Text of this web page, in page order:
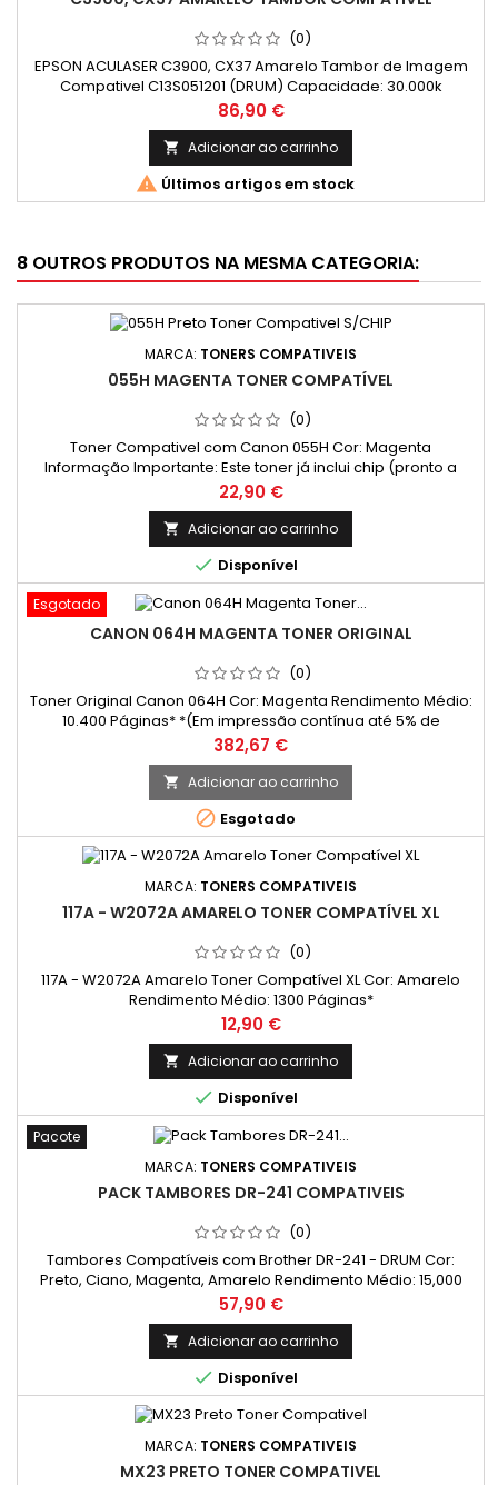
(0)
EPSON ACULASER C3900, CX37 Amarelo Tambor de Imagem
Compativel C13S051201 (DRUM) Capacidade: 30.000k
Preço
86,90 €
 Adicionar ao carrinho
 Últimos artigos em stock
8 OUTROS PRODUTOS NA MESMA CATEGORIA:
MARCA: TONERS COMPATIVEIS
055H MAGENTA TONER COMPATÍVEL
(0)
Toner Compativel com Canon 055H Cor: Magenta
Informação Importante: Este toner já inclui chip (pronto a
funcionar). Rendimento Médio: 6000 Páginas* *(Média com
base na norma ISO/IEC 24711 e impressão contínua. O
rendimento real varia consideravelmente com base no
conteúdo das páginas impressas e noutros factores.)
Preço
22,90 €
 Adicionar ao carrinho
 Disponível
Esgotado
CANON 064H MAGENTA TONER ORIGINAL
(0)
Toner Original Canon 064H Cor: Magenta Rendimento Médio:
10.400 Páginas* *(Em impressão contínua até 5% de
cobertura de uma Folha A4)
Preço
382,67 €
 Adicionar ao carrinho
 Esgotado
MARCA: TONERS COMPATIVEIS
117A - W2072A AMARELO TONER COMPATÍVEL XL
(0)
117A - W2072A Amarelo Toner Compatível XL Cor: Amarelo
Rendimento Médio: 1300 Páginas*
Preço
12,90 €
 Adicionar ao carrinho
 Disponível
Pacote
MARCA: TONERS COMPATIVEIS
PACK TAMBORES DR-241 COMPATIVEIS
(0)
Tambores Compatíveis com Brother DR-241 - DRUM Cor:
Preto, Ciano, Magenta, Amarelo Rendimento Médio: 15,000
Páginas*
Preço
57,90 €
 Adicionar ao carrinho
 Disponível
MARCA: TONERS COMPATIVEIS
MX23 PRETO TONER COMPATIVEL